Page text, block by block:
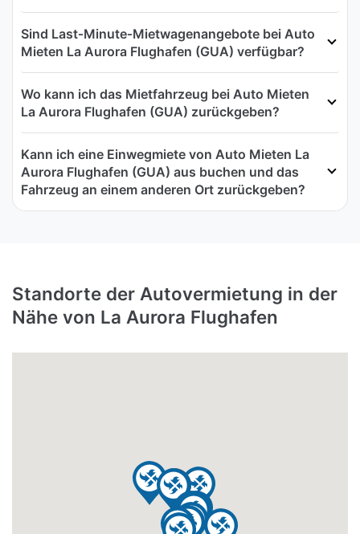
Sind Last‑Minute‑Mietwagenangebote bei Auto
Mieten La Aurora Flughafen (GUA) verfügbar?
Wo kann ich das Mietfahrzeug bei Auto Mieten
La Aurora Flughafen (GUA) zurückgeben?
Kann ich eine Einwegmiete von Auto Mieten La
Aurora Flughafen (GUA) aus buchen und das
Fahrzeug an einem anderen Ort zurückgeben?
Standorte der Autovermietung in der
Nähe von La Aurora Flughafen